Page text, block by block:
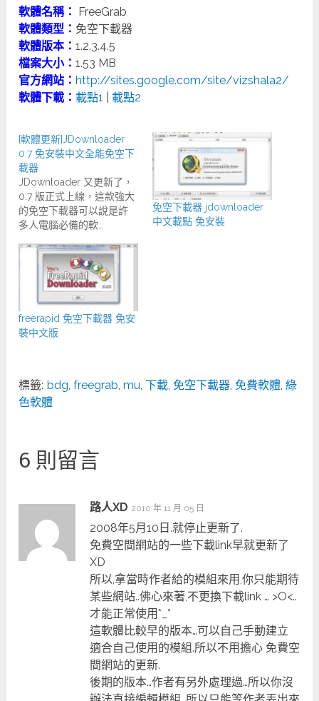
軟體名稱： FreeGrab
軟體類型： 免空下載器
軟體版本：1.2.3.4.5
檔案大小：1.53 MB
官方網站：http://sites.google.com/site/vizshala2/
軟體下載：載點1 |載點2
[軟體更新]JDownloader
0.7 免安裝中文全能免空下
載器
JDownloader 又更新了，
0.7 版正式上線，這款強大
的免空下載器可以說是許
多人電腦必備的軟…
免空下載器 jdownloader
中文載點 免安裝
freerapid 免空下載器 免安
裝中文版
標籤: bdg,freegrab,mu,下載, 免空下載器, 免費軟體,綠
色軟體
6 則留言
路人XD 2010 年 11 月 05 日
2008年5月10日.就停止更新了.
免費空間網站的一些下載link早就更新了
XD
所以,拿當時作者給的模組來用,你只能期待
某些網站..佛心來著,不更換下載link … >O<..
才能正常使用*_*
這軟體比較早的版本…可以自己手動建立
適合自己使用的模組.所以不用擔心 免費空
間網站的更新.
後期的版本…作者有另外處理過…所以你沒